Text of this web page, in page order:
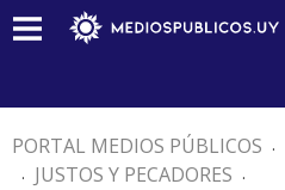
PORTAL MEDIOS PÚBLICOS .
. JUSTOS Y PECADORES .